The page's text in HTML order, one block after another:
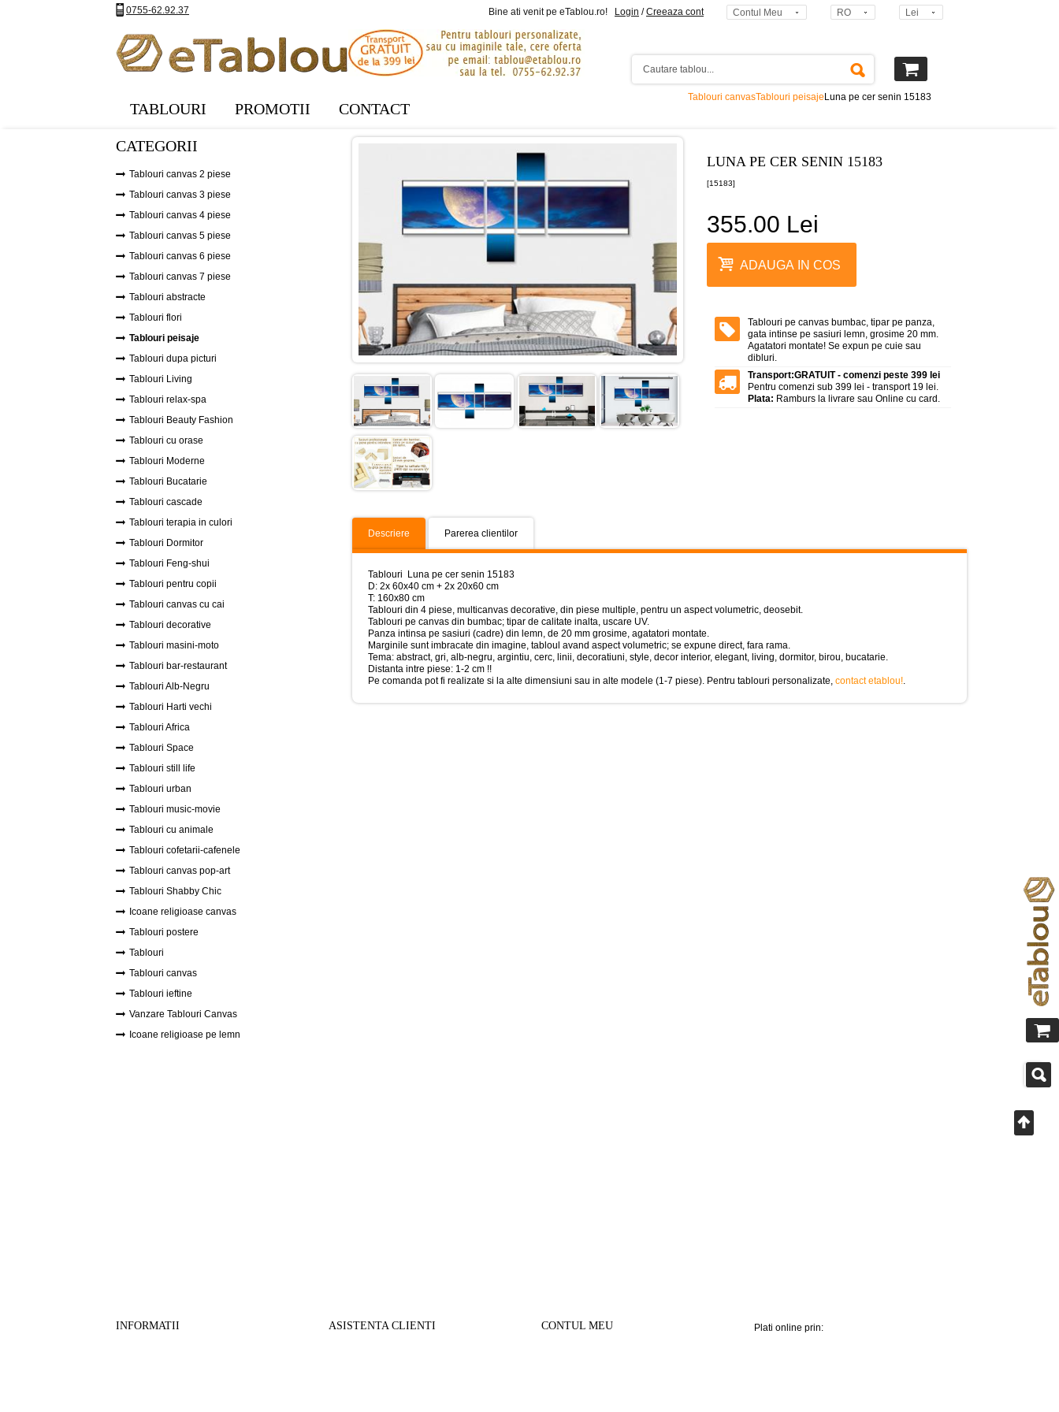
0755-62.92.37 Bine ati venit pe eTablou.ro! Login /Creeaza cont Contul Meu RO Lei
TABLOURI PROMOTII CONTACT
Tablouri canvasTablouri peisaje Luna pe cer senin 15183
LUNA PE CER SENIN 15183
[15183]
355.00 Lei
ADAUGA IN COS
Tablouri pe canvas bumbac, tipar pe panza,
gata intinse pe sasiuri lemn, grosime 20 mm.
Agatatori montate! Se expun pe cuie sau
dibluri.
Transport:GRATUIT - comenzi peste 399 lei
Pentru comenzi sub 399 lei - transport 19 lei.
Plata: Ramburs la livrare sau Online cu card.
Descriere Parerea clientilor
Tablouri Luna pe cer senin 15183
D: 2x 60x40 cm + 2x 20x60 cm
T: 160x80 cm
Tablouri din 4 piese, multicanvas decorative, din piese multiple, pentru un aspect volumetric, deosebit.
Tablouri pe canvas din bumbac; tipar de calitate inalta, uscare UV.
Panza intinsa pe sasiuri (cadre) din lemn, de 20 mm grosime, agatatori montate.
Marginile sunt imbracate din imagine, tabloul avand aspect volumetric; se expune direct, fara rama.
Tema: abstract, gri, alb-negru, argintiu, cerc, linii, decoratiuni, style, decor interior, elegant, living, dormitor, birou, bucatarie.
Distanta intre piese: 1-2 cm !!
Pe comanda pot fi realizate si la alte dimensiuni sau in alte modele (1-7 piese). Pentru tablouri personalizate, contact etablou!
CATEGORII
Tablouri canvas 2 piese
Tablouri canvas 3 piese
Tablouri canvas 4 piese
Tablouri canvas 5 piese
Tablouri canvas 6 piese
Tablouri canvas 7 piese
Tablouri abstracte
Tablouri flori
Tablouri peisaje
Tablouri dupa picturi
Tablouri Living
Tablouri relax-spa
Tablouri Beauty Fashion
Tablouri cu orase
Tablouri Moderne
Tablouri Bucatarie
Tablouri cascade
Tablouri terapia in culori
Tablouri Dormitor
Tablouri Feng-shui
Tablouri pentru copii
Tablouri canvas cu cai
Tablouri decorative
Tablouri masini-moto
Tablouri bar-restaurant
Tablouri Alb-Negru
Tablouri Harti vechi
Tablouri Africa
Tablouri Space
Tablouri still life
Tablouri urban
Tablouri music-movie
Tablouri cu animale
Tablouri cofetarii-cafenele
Tablouri canvas pop-art
Tablouri Shabby Chic
Icoane religioase canvas
Tablouri postere
Tablouri
Tablouri canvas
Tablouri ieftine
Vanzare Tablouri Canvas
Icoane religioase pe lemn
INFORMATII ASISTENTA CLIENTI CONTUL MEU Plati online prin: